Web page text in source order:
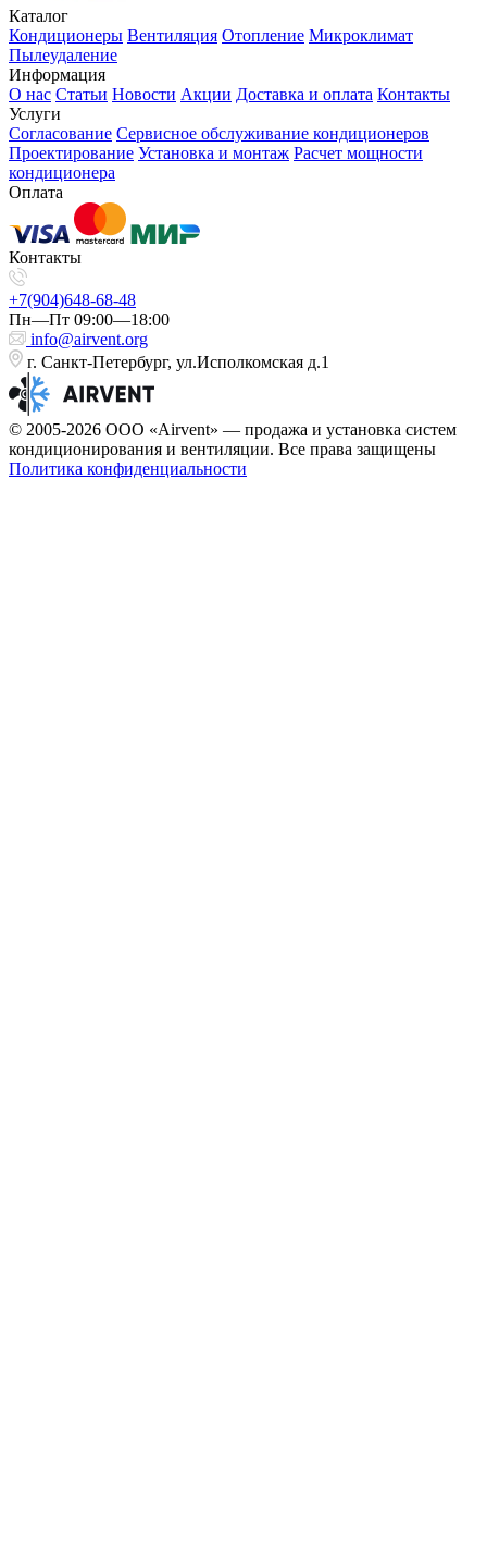
Каталог
Кондиционеры Вентиляция Отопление Микроклимат
Пылеудаление
Информация
О нас Статьи Новости Акции Доставка и оплата Контакты
Услуги
Согласование Сервисное обслуживание кондиционеров
Проектирование Установка и монтаж Расчет мощности
кондиционера
Оплата
Контакты
+7(904)648-68-48
Пн—Пт 09:00—18:00
info@airvent.org
г. Санкт-Петербург, ул.Исполкомская д.1
© 2005-2026 ООО «Airvent» — продажа и установка систем
кондиционирования и вентиляции. Все права защищены
Политика конфиденциальности